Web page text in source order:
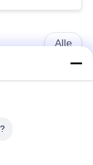
Alle
bomen van